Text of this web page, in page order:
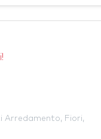
Arredamento, Fiori,